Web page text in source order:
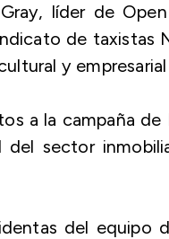
líder de
de taxistas
y
a la campaña de
sector
del equipo